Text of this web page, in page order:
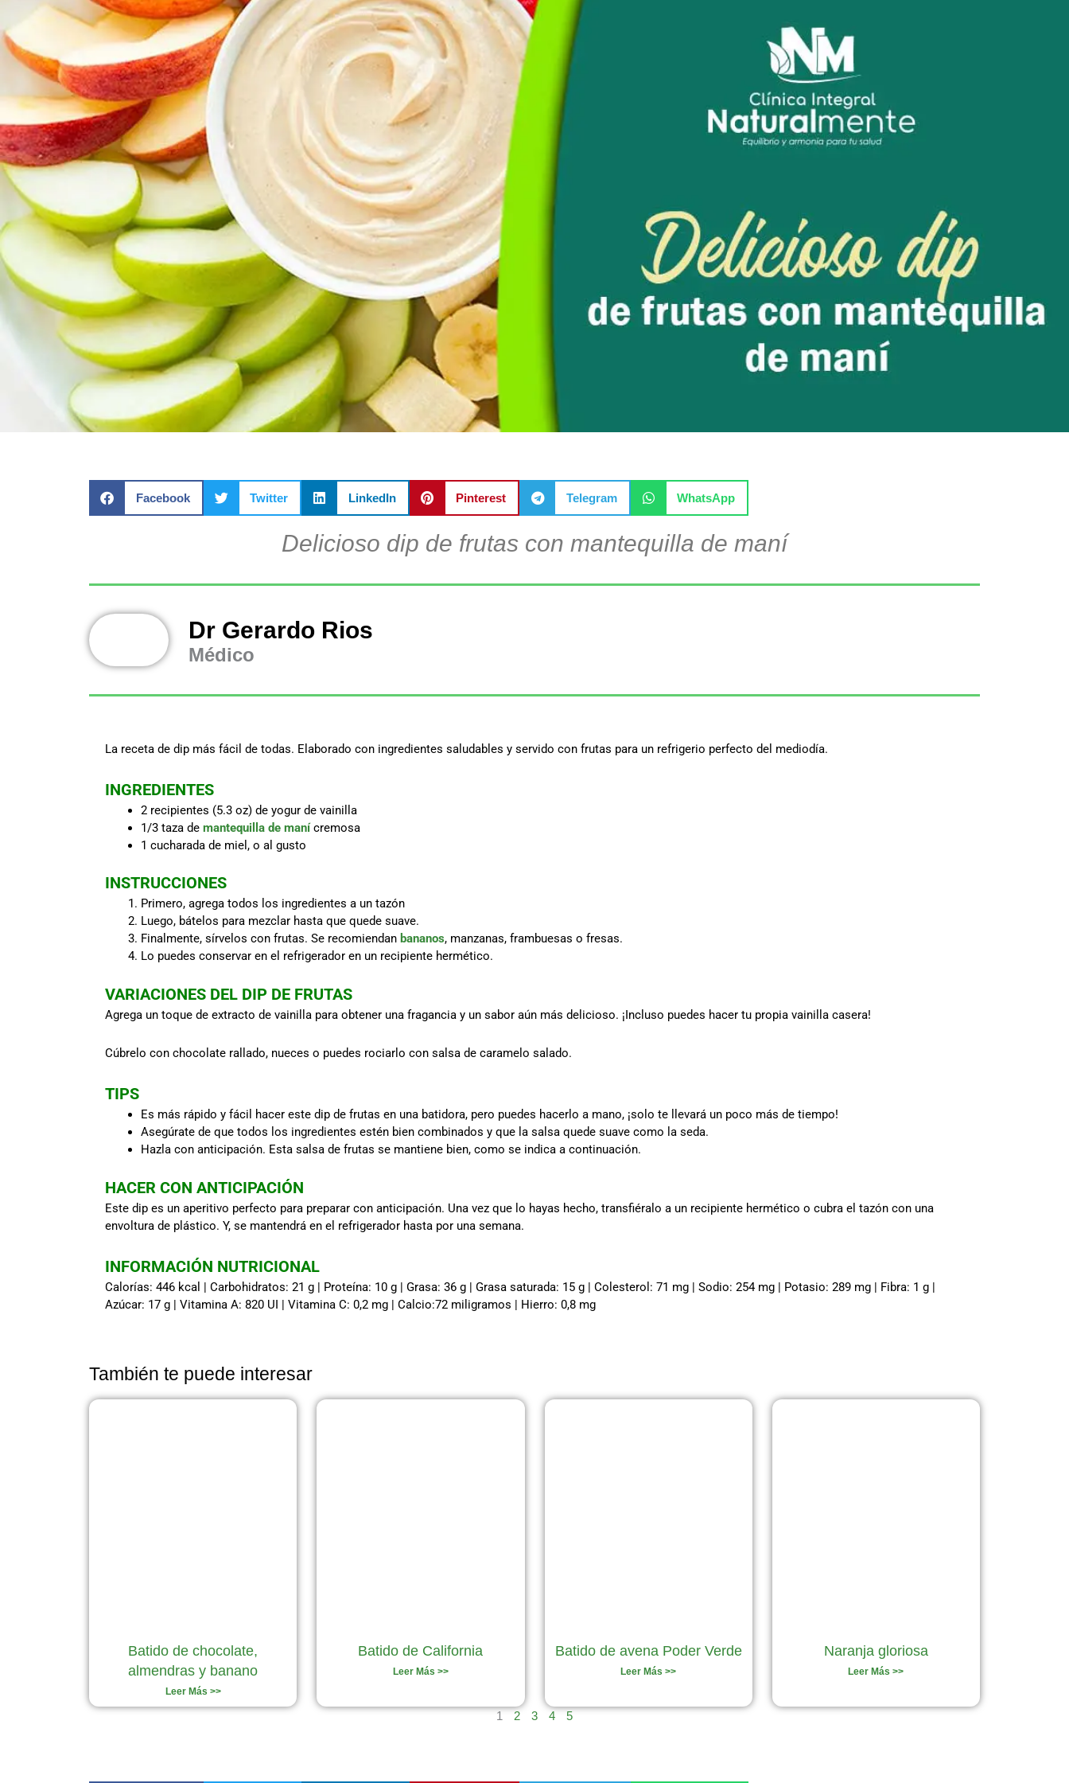
Facebook Twitter LinkedIn Pinterest Telegram WhatsApp
Delicioso dip de frutas con mantequilla de maní
Dr Gerardo Rios
Médico
La receta de dip más fácil de todas. Elaborado con ingredientes saludables y servido con frutas para un refrigerio perfecto del mediodía.
INGREDIENTES
2 recipientes (5.3 oz) de yogur de vainilla
1/3 taza de mantequilla de manícremosa
1 cucharada de miel, o al gusto
INSTRUCCIONES
Primero, agrega todos los ingredientes a un tazón
Luego, bátelos para mezclar hasta que quede suave.
Finalmente, sírvelos con frutas. Se recomiendan bananos, manzanas, frambuesas o fresas.
Lo puedes conservar en el refrigerador en un recipiente hermético.
VARIACIONES DEL DIP DE FRUTAS
Agrega un toque de extracto de vainilla para obtener una fragancia y un sabor aún más delicioso. ¡Incluso puedes hacer tu propia vainilla casera!
Cúbrelo con chocolate rallado, nueces o puedes rociarlo con salsa de caramelo salado.
TIPS
Es más rápido y fácil hacer este dip de frutas en una batidora, pero puedes hacerlo a mano, ¡solo te llevará un poco más de tiempo!
Asegúrate de que todos los ingredientes estén bien combinados y que la salsa quede suave como la seda.
Hazla con anticipación. Esta salsa de frutas se mantiene bien, como se indica a continuación.
HACER CON ANTICIPACIÓN
Este dip es un aperitivo perfecto para preparar con anticipación. Una vez que lo hayas hecho, transfiéralo a un recipiente hermético o cubra el tazón con una
envoltura de plástico. Y, se mantendrá en el refrigerador hasta por una semana.
INFORMACIÓN NUTRICIONAL
Calorías: 446 kcal | Carbohidratos: 21 g | Proteína: 10 g | Grasa: 36 g | Grasa saturada: 15 g | Colesterol: 71 mg | Sodio: 254 mg | Potasio: 289 mg | Fibra: 1 g |
Azúcar: 17 g | Vitamina A: 820 UI | Vitamina C: 0,2 mg | Calcio:72 miligramos | Hierro: 0,8 mg
También te puede interesar
Batido de chocolate,
almendras y banano
Leer Más >>
Batido de California
Leer Más >>
Batido de avena Poder Verde
Leer Más >>
Naranja gloriosa
Leer Más >>
Página
1
Página
2
Página
3 4 5